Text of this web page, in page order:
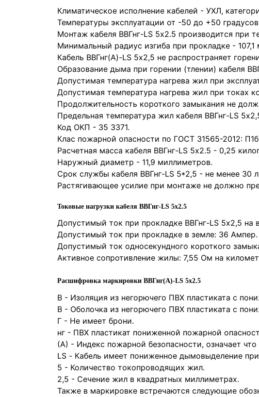
Климатическое исполнение кабелей - УXЛ,
Температуры эксплуатации от -50 до +50
Монтаж кабеля ВВГнг-LS 5х2.5 производится при
Минимальный радиус изгиба при прокладке - 107,1
Кабель ВВГнг(А)-LS 5х2,5 не распространяет
Образование дыма при горении (тлении) кабеля
Допустимая температура нагрева жил при
Допустимая температура нагрева жил при токах
Продолжительность короткого замыкания не
Предельная температура жил кабеля ВВГнг-LS
Код ОКП - 35 3371.
Клас пожарной опасности по ГОСТ 31565-2012:
Расчетная масса кабеля ВВГнг-LS 5х2.5 - 0,25
Наружный диаметр - 11,9 миллиметров.
Срок службы кабеля ВВГнг-LS 5*2,5 - не менее 30
Растягивающее усилие при монтаже не должно
Токовые нагрузки кабеля ВВГнг-LS 5х2.5
Допустимый ток при прокладке ВВГнг-LS 5х2,5 на
Допустимый ток при прокладке в земле: 36 Ампер.
Допустимый ток односекундного короткого
Активное сопротивление жилы: 7,55 Ом на
Расшифровка маркировки ВВГнг(А)-LS 5х2.5
В - Изоляция из негорючего ПВХ пластиката с
В - Оболочка из негорючего ПВХ пластиката с
Г - Не имеет брони.
нг - ПВХ пластикат пониженной пожарной
(А) - Индекс пожарной безопасности, означает
LS - Кабель имеет пониженное дымовыделение
5 - Количество токопроводящих жил.
2,5 - Сечение жил в квадратных миллиметрах.
Также в маркировке встречаются следующие